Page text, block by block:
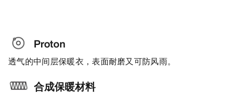
Proton
透气的中间层保暖衣，表面耐磨又可防风雨。
合成保暖材料